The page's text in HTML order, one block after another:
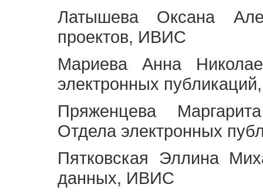
Латышева Оксана
проектов, ИВИС
Мариева Анна
электронных
Пряженцева
Отдела электронных
Пятковская Эллина
данных, ИВИС